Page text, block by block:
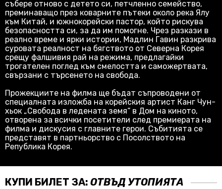
събере отново с детето си, петчленно семейство,
преминаващо през коварните пътеки около река Ялу
към Китай, и южнокорейски пастор, който рискува
безопасността си, за да им помогне. Чрез разкази в
реално време и ярки истории, Мадлин Гавин разкрива
суровата реалност на бягството от Северна Корея
срещу фалшивия рай на режима, предлагайки
трогателен поглед към смелостта и саможертвата,
свързани с търсенето на свобода.
Прожекциите на филма ще бъдат съпроводени от
специалната изложба на корейския артист Канг Чун-
хьок „Свобода в ледената земя“ в Дом на киното,
отворена за всички посетители след премиерата на
филма и дискусия с главните герои. Събитията се
представят в партньорство с Посолството на
Република Корея.
КУПИ БИЛЕТ ЗА: ОТВЪД УТОПИЯТА